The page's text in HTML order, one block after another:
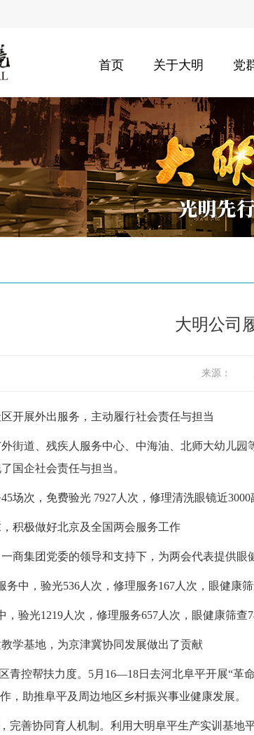
首页 关于大明
公司荣誉
公司大事
大明实力
党
学
大明公司
来源：
开展外出服务，主动履行社会责任与担当
街道、残疾人服务中心、中海油、北师大幼儿
国企社会责任与担当。
场次，免费验光 7927人次，修理清洗眼镜近
积极做好北京及全国两会服务工作
商集团党委的领导和支持下，为两会代表提供眼
务中，验光536人次，修理服务167人次，眼健康筛
，验光1219人次，修理服务657人次，眼健康筛查
学基地，为京津冀协同发展做出了贡献
青控帮扶力度。5月16—18日去河北阜平开展“
，助推阜平及周边地区乡村振兴事业健康发展。
完善协同育人机制。利用大明阜平生产实训基